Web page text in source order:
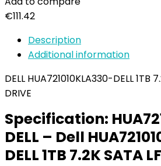
€111.42
Description
Additional information
DELL HUA721010KLA330-DELL 1TB
DRIVE
Specification:
DELL – Dell
DELL 1TB 7.2K SATA